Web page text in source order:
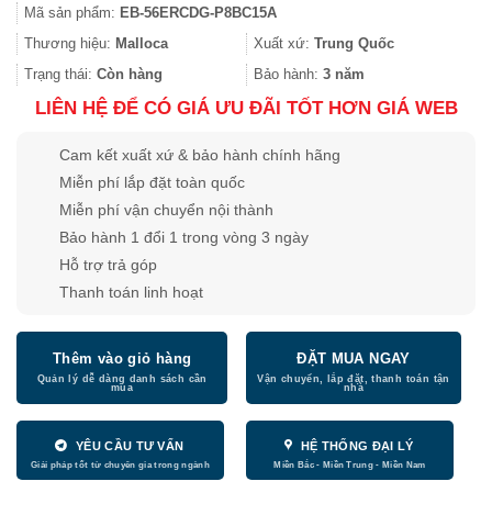
là:
16.170.000 ₫.là:
Mã sản phẩm: EB-56ERCDG-P8BC15A
Thương hiệu: Malloca Xuất xứ: Trung Quốc
Trạng thái: Còn hàng Bảo hành: 3 năm
LIÊN HỆ ĐỂ CÓ GIÁ ƯU ĐÃI TỐT HƠN GIÁ WEB
Cam kết xuất xứ & bảo hành chính hãng
Miễn phí lắp đặt toàn quốc
Miễn phí vận chuyển nội thành
Bảo hành 1 đổi 1 trong vòng 3 ngày
Hỗ trợ trả góp
Thanh toán linh hoạt
Thêm vào giỏ hàng ĐẶT MUA NGAY
YÊU CẦU TƯ VẤN HỆ THỐNG ĐẠI LÝ